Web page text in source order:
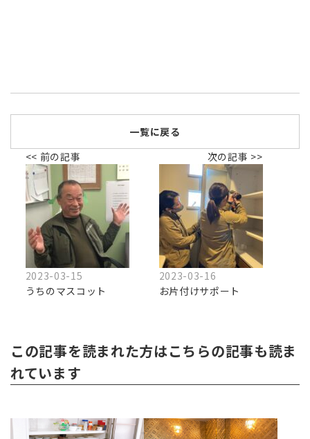
<< 前の記事
2023-03-15
うちのマスコット
一覧に戻る
次の記事 >>
2023-03-16
お片付けサポート
この記事を読まれた方はこちらの記事も読ま
れています